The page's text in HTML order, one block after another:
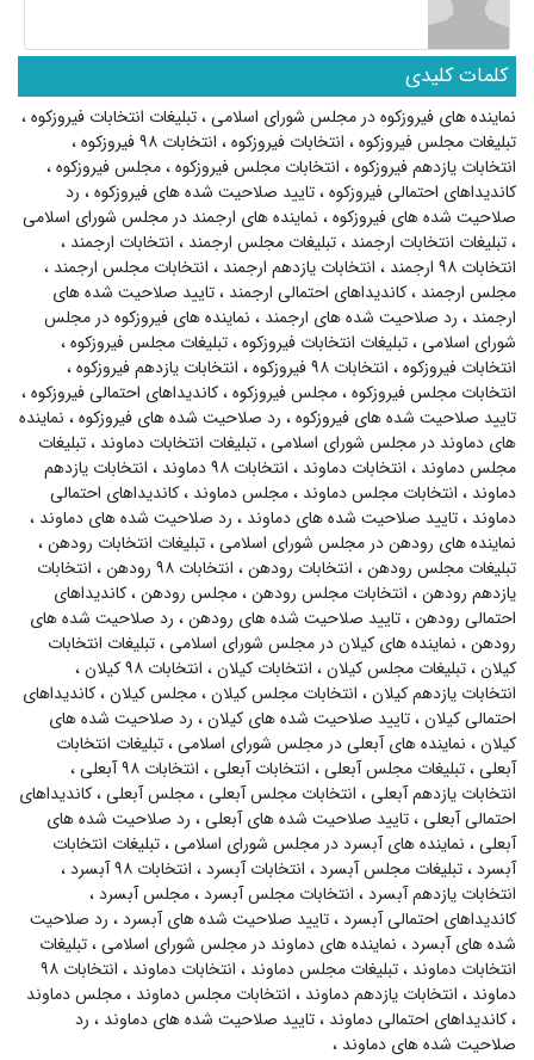
کلمات کلیدی
نماینده های فیروزکوه در مجلس شورای اسلامی،تبلیغات انتخابات فیروزکوه،
تبلیغات مجلس فیروزکوه، انتخابات فیروزکوه، انتخابات ۹۸ فیروزکوه
،
انتخابات یازدهم فیروزکوه، انتخابات مجلس فیروزکوه،مجلس فیروزکوه،
کاندیداهای احتمالی فیروزکوه،تایید صلاحیت شده های فیروزکوه، رد
صلاحیت شده های فیروزکوه، نماینده های ارجمند در مجلس شورای اسلامی
،تبلیغات انتخابات ارجمند ،تبلیغات مجلس ارجمند ، انتخابات ارجمند ،
انتخابات ۹۸ ارجمند
، انتخابات یازدهم ارجمند ، انتخابات مجلس ارجمند ،
مجلس ارجمند ،کاندیداهای احتمالی ارجمند ،تایید صلاحیت شده های
ارجمند ، رد صلاحیت شده های ارجمند ، نماینده های فیروزکوه در مجلس
شورای اسلامی،تبلیغات انتخابات فیروزکوه،تبلیغات مجلس فیروزکوه،
انتخابات فیروزکوه، انتخابات ۹۸ فیروزکوه ، انتخابات یازدهم فیروزکوه،
انتخابات مجلس فیروزکوه،مجلس فیروزکوه،کاندیداهای احتمالی فیروزکوه،
تایید صلاحیت شده های فیروزکوه، رد صلاحیت شده های فیروزکوه، نماینده
های دماوند در مجلس شورای اسلامی،تبلیغات انتخابات دماوند ،تبلیغات
مجلس دماوند ، انتخابات دماوند ، انتخابات ۹۸ دماوند ، انتخابات یازدهم
دماوند ، انتخابات مجلس دماوند ،مجلس دماوند ،کاندیداهای احتمالی
دماوند ،تایید صلاحیت شده های دماوند ، رد صلاحیت شده های دماوند ،
نماینده های رودهن در مجلس شورای اسلامی،تبلیغات انتخابات رودهن،
تبلیغات مجلس رودهن، انتخابات رودهن، انتخابات ۹۸ رودهن ، انتخابات
یازدهم رودهن، انتخابات مجلس رودهن،مجلس رودهن،کاندیداهای
احتمالی رودهن،تایید صلاحیت شده های رودهن، رد صلاحیت شده های
رودهن، نماینده های کیلان در مجلس شورای اسلامی،تبلیغات انتخابات
کیلان،تبلیغات مجلس کیلان، انتخابات کیلان، انتخابات ۹۸ کیلان
،
انتخابات یازدهم کیلان، انتخابات مجلس کیلان،مجلس کیلان،کاندیداهای
احتمالی کیلان،تایید صلاحیت شده های کیلان، رد صلاحیت شده های
کیلان، نماینده های آبعلی در مجلس شورای اسلامی،تبلیغات انتخابات
آبعلی،تبلیغات مجلس آبعلی، انتخابات آبعلی، انتخابات ۹۸ آبعلی
،
انتخابات یازدهم آبعلی، انتخابات مجلس آبعلی،مجلس آبعلی،کاندیداهای
احتمالی آبعلی،تایید صلاحیت شده های آبعلی، رد صلاحیت شده های
آبعلی، نماینده های آبسرد در مجلس شورای اسلامی،تبلیغات انتخابات
آبسرد،تبلیغات مجلس آبسرد، انتخابات آبسرد، انتخابات ۹۸ آبسرد
،
انتخابات یازدهم آبسرد، انتخابات مجلس آبسرد،مجلس آبسرد،
کاندیداهای احتمالی آبسرد،تایید صلاحیت شده های آبسرد، رد صلاحیت
شده های آبسرد، نماینده های دماوند در مجلس شورای اسلامی،تبلیغات
انتخابات دماوند ،تبلیغات مجلس دماوند ، انتخابات دماوند ،
انتخابات ۹۸
دماوند ، انتخابات یازدهم دماوند ، انتخابات مجلس دماوند ،مجلس دماوند
،کاندیداهای احتمالی دماوند ،تایید صلاحیت شده های دماوند ، رد
صلاحیت شده های دماوند ،